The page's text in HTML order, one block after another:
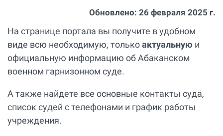
Обновлено: 26 февраля 2025 г.
На странице портала вы получите в удобном
виде всю необходимую, толькоактуальную и
официальную информацию об Абаканском
военном гарнизонном суде.
А также найдете все основные контакты суда,
список судей с телефонами и график работы
учреждения.